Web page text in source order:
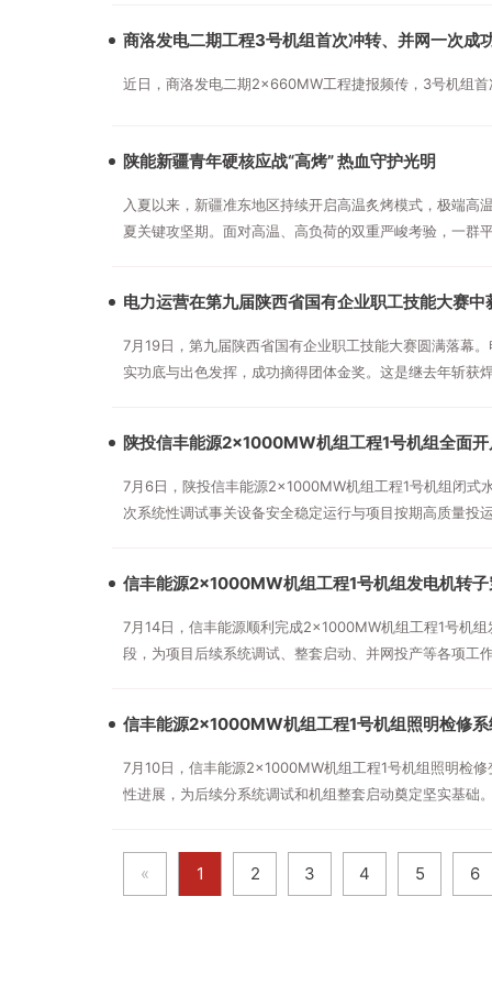
商洛发电二期工程3号机组首次冲转、并网一次成
近日，商洛发电二期2×660MW工程捷报频传，3号机组
陕能新疆青年硬核应战“高烤” 热血守护光明
入夏以来，新疆准东地区持续开启高温炙烤模式，极端
夏关键攻坚期。面对高温、高负荷的双重严峻考验，一
电力运营在第九届陕西省国有企业职工技能大赛中
7月19日，第九届陕西省国有企业职工技能大赛圆满落幕
实功底与出色发挥，成功摘得团体金奖。这是继去年斩获
陕投信丰能源2×1000MW机组工程1号机组全面
7月6日，陕投信丰能源2×1000MW机组工程1号机组闭式
次系统性调试事关设备安全稳定运行与项目按期高质量投
信丰能源2×1000MW机组工程1号机组发电机转
7月14日，信丰能源顺利完成2×1000MW机组工程1号机
段，为项目后续系统调试、整套启动、并网投产等各项工
信丰能源2×1000MW机组工程1号机组照明检修
7月10日，信丰能源2×1000MW机组工程1号机组照明检
性进展，为后续分系统调试和机组整套启动奠定坚实基础
« 1 2 3 4 5 6